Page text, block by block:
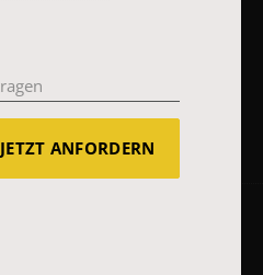
JETZT ANFORDERN